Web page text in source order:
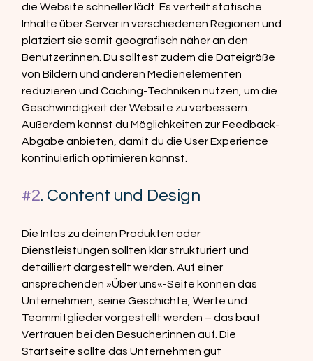
die Website schneller lädt. Es verteilt statische
Inhalte über Server in verschiedenen Regionen und
platziert sie somit geografisch näher an den
Benutzer:innen. Du solltest zudem die Dateigröße
von Bildern und anderen Medienelementen
reduzieren und Caching-Techniken nutzen, um die
Geschwindigkeit der Website zu verbessern.
Außerdem kannst du Möglichkeiten zur Feedback-
Abgabe anbieten, damit du die User Experience
kontinuierlich optimieren kannst.
#2. Content und Design
Die Infos zu deinen Produkten oder
Dienstleistungen sollten klar strukturiert und
detailliert dargestellt werden. Auf einer
ansprechenden »Über uns«-Seite können das
Unternehmen, seine Geschichte, Werte und
Teammitglieder vorgestellt werden – das baut
Vertrauen bei den Besucher:innen auf. Die
Startseite sollte das Unternehmen gut